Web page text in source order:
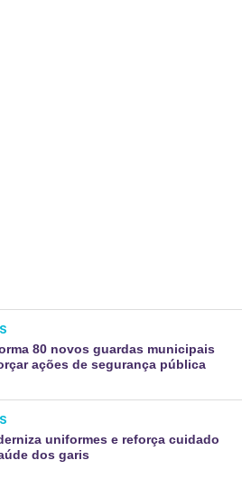
80 novos guardas municipais
ações de segurança pública
uniformes e reforça cuidado
dos garis